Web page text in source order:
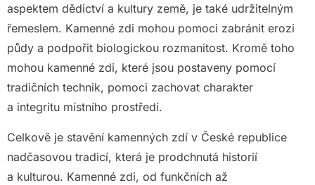
aspektem dědictví a kultury země, je také udržitelným
řemeslem. Kamenné zdi mohou pomoci zabránit erozi
půdy a podpořit biologickou rozmanitost. Kromě toho
mohou kamenné zdi, které jsou postaveny pomocí
tradičních technik, pomoci zachovat charakter
a integritu místního prostředí.
Celkově je stavění kamenných zdí v České republice
nadčasovou tradicí, která je prodchnutá historií
a kulturou. Kamenné zdi, od funkčních až